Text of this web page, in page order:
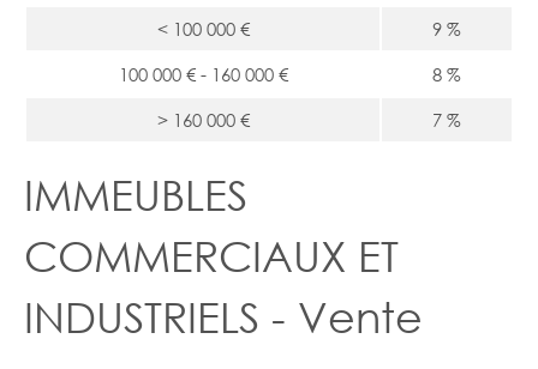
<100 000 € 9 %
100 000 € - 160 000 € 8 %
>160 000 € 7 %
IMMEUBLES
COMMERCIAUX ET
INDUSTRIELS - Vente